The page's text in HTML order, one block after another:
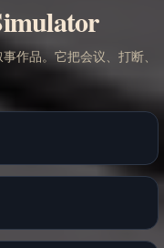
作品。它把会议、打断、